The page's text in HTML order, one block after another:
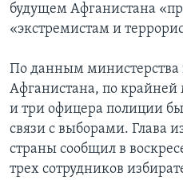
будущем Афганистана
«экстремистам и
По данным министерства
Афганистана, по крайней
и три офицера полиции
связи с выборами. Глава
страны сообщил в
трех сотрудников